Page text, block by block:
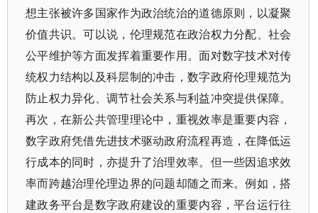
想主张被许多国家作为政治统治的道德原则，以凝聚
价值共识。可以说，伦理规范在政治权力分配、社会
公平维护等方面发挥着重要作用。面对数字技术对传
统权力结构以及科层制的冲击，数字政府伦理规范为
防止权力异化、调节社会关系与利益冲突提供保障。
再次，在新公共管理理论中，重视效率是重要内容，
数字政府凭借先进技术驱动政府流程再造，在降低运
行成本的同时，亦提升了治理效率。但一些因追求效
率而跨越治理伦理边界的问题却随之而来。例如，搭
建政务平台是数字政府建设的重要内容，平台运行往